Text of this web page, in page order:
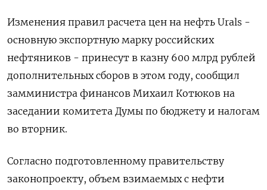
Изменения правил расчета цен на нефть Urals -
основную экспортную марку российских
нефтяников - принесут в казну 600 млрд рублей
дополнительных сборов в этом году, сообщил
замминистра финансов Михаил Котюков на
заседании комитета Думы по бюджету и налогам
во вторник.
Согласно подготовленному правительству
законопроекту, объем взимаемых с нефти